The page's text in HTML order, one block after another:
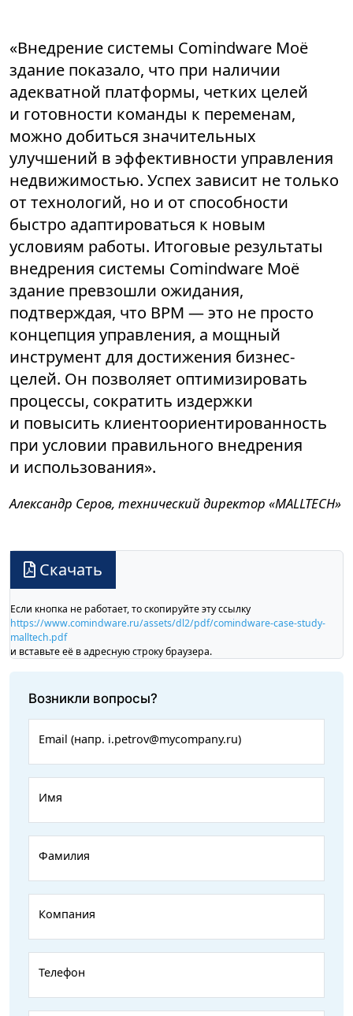
«Внедрение системы Comindware Моё
здание показало, что при наличии
адекватной платформы, четких целей
и готовности команды к переменам,
можно добиться значительных
улучшений в эффективности управления
недвижимостью. Успех зависит не только
от технологий, но и от способности
быстро адаптироваться к новым
условиям работы. Итоговые результаты
внедрения системы Comindware Моё
здание превзошли ожидания,
подтверждая, что BPM — это не просто
концепция управления, а мощный
инструмент для достижения бизнес-
целей. Он позволяет оптимизировать
процессы, сократить издержки
и повысить клиентоориентированность
при условии правильного внедрения
и использования».
Александр Серов, технический директор «MALLTECH»
Скачать
Если кнопка не работает, то скопируйте эту ссылку
https://www.comindware.ru/assets/dl2/pdf/comindware-case-study-
malltech.pdf
и вставьте её в адресную строку браузера.
Возникли вопросы?
Email (напр. i.petrov@mycompany.ru)
Имя
Фамилия
Компания
Телефон